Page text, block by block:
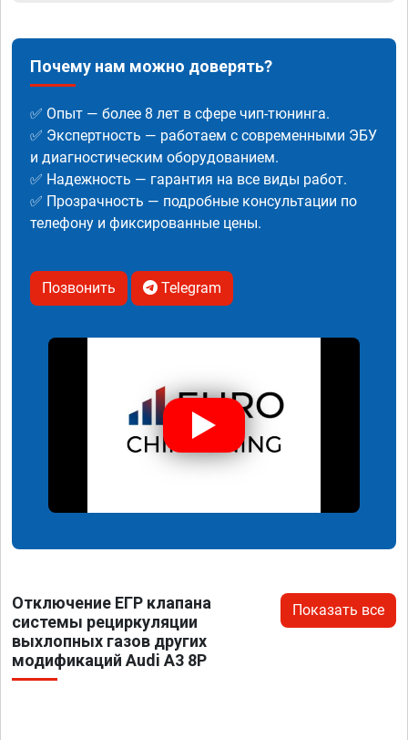
Почему нам можно доверять?
✅ Опыт — более 8 лет в сфере чип-тюнинга.
✅ Экспертность — работаем с современными ЭБУ
и диагностическим оборудованием.
✅ Надежность — гарантия на все виды работ.
✅ Прозрачность — подробные консультации по
телефону и фиксированные цены.
Позвонить Telegram
Отключение ЕГР клапана
системы рециркуляции
выхлопных газов других
модификаций Audi A3 8P
Показать все